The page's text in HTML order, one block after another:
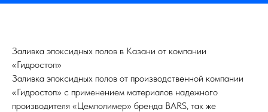
Заливка эпоксидных полов в Казани от компании
«Гидростоп»
Заливка эпоксидных полов от производственной компании
«Гидростоп» с применением материалов надежного
производителя «Цемполимер» бренда BARS, так же